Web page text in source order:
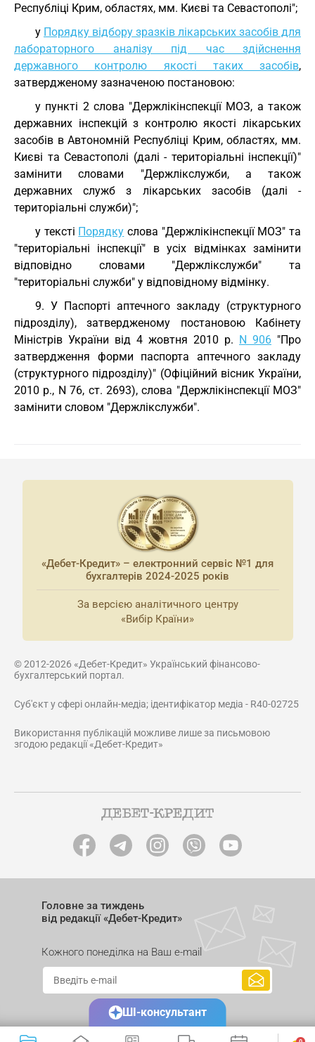
Республіці Крим, областях, мм. Києві та Севастополі";
у Порядку відбору зразків лікарських засобів для
лабораторного аналізу під час здійснення
державного контролю якості таких засобів,
затвердженому зазначеною постановою:
у пункті 2 слова "Держлікінспекції МОЗ, а також
державних інспекцій з контролю якості лікарських
засобів в Автономній Республіці Крим, областях, мм.
Києві та Севастополі (далі - територіальні інспекції)"
замінити словами "Держлікслужби, а також
державних служб з лікарських засобів (далі -
територіальні служби)";
у тексті Порядку слова "Держлікінспекції МОЗ" та
"територіальні інспекції" в усіх відмінках замінити
відповідно словами "Держлікслужби" та
"територіальні служби" у відповідному відмінку.
9. У Паспорті аптечного закладу (структурного
підрозділу), затвердженому постановою Кабінету
Міністрів України від 4 жовтня 2010 р. N 906 "Про
затвердження форми паспорта аптечного закладу
(структурного підрозділу)" (Офіційний вісник України,
2010 р., N 76, ст. 2693), слова "Держлікінспекції МОЗ"
замінити словом "Держлікслужби".
«Дебет-Кредит» – електронний сервіс №1 для
бухгалтерів 2024-2025 років
За версією аналітичного центру
«Вибір Країни»
© 2012-2026 «Дебет-Кредит» Український фінансово-
бухгалтерський портал.
Суб'єкт у сфері онлайн-медіа; ідентифікатор медіа - R40-02725
Використання публікацій можливе лише за письмовою
згодою редакції «Дебет-Кредит»
Головне за тиждень
від редакції «Дебет-Кредит»
Кожного понеділка на Ваш e-mail
ШІ-консультант